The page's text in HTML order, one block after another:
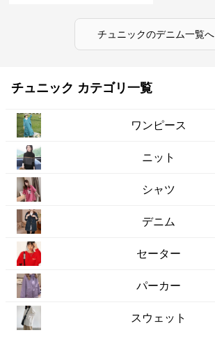
チュニックのデニム一覧へ
チュニック カテゴリ一覧
ワンピース
ニット
シャツ
デニム
セーター
パーカー
スウェット